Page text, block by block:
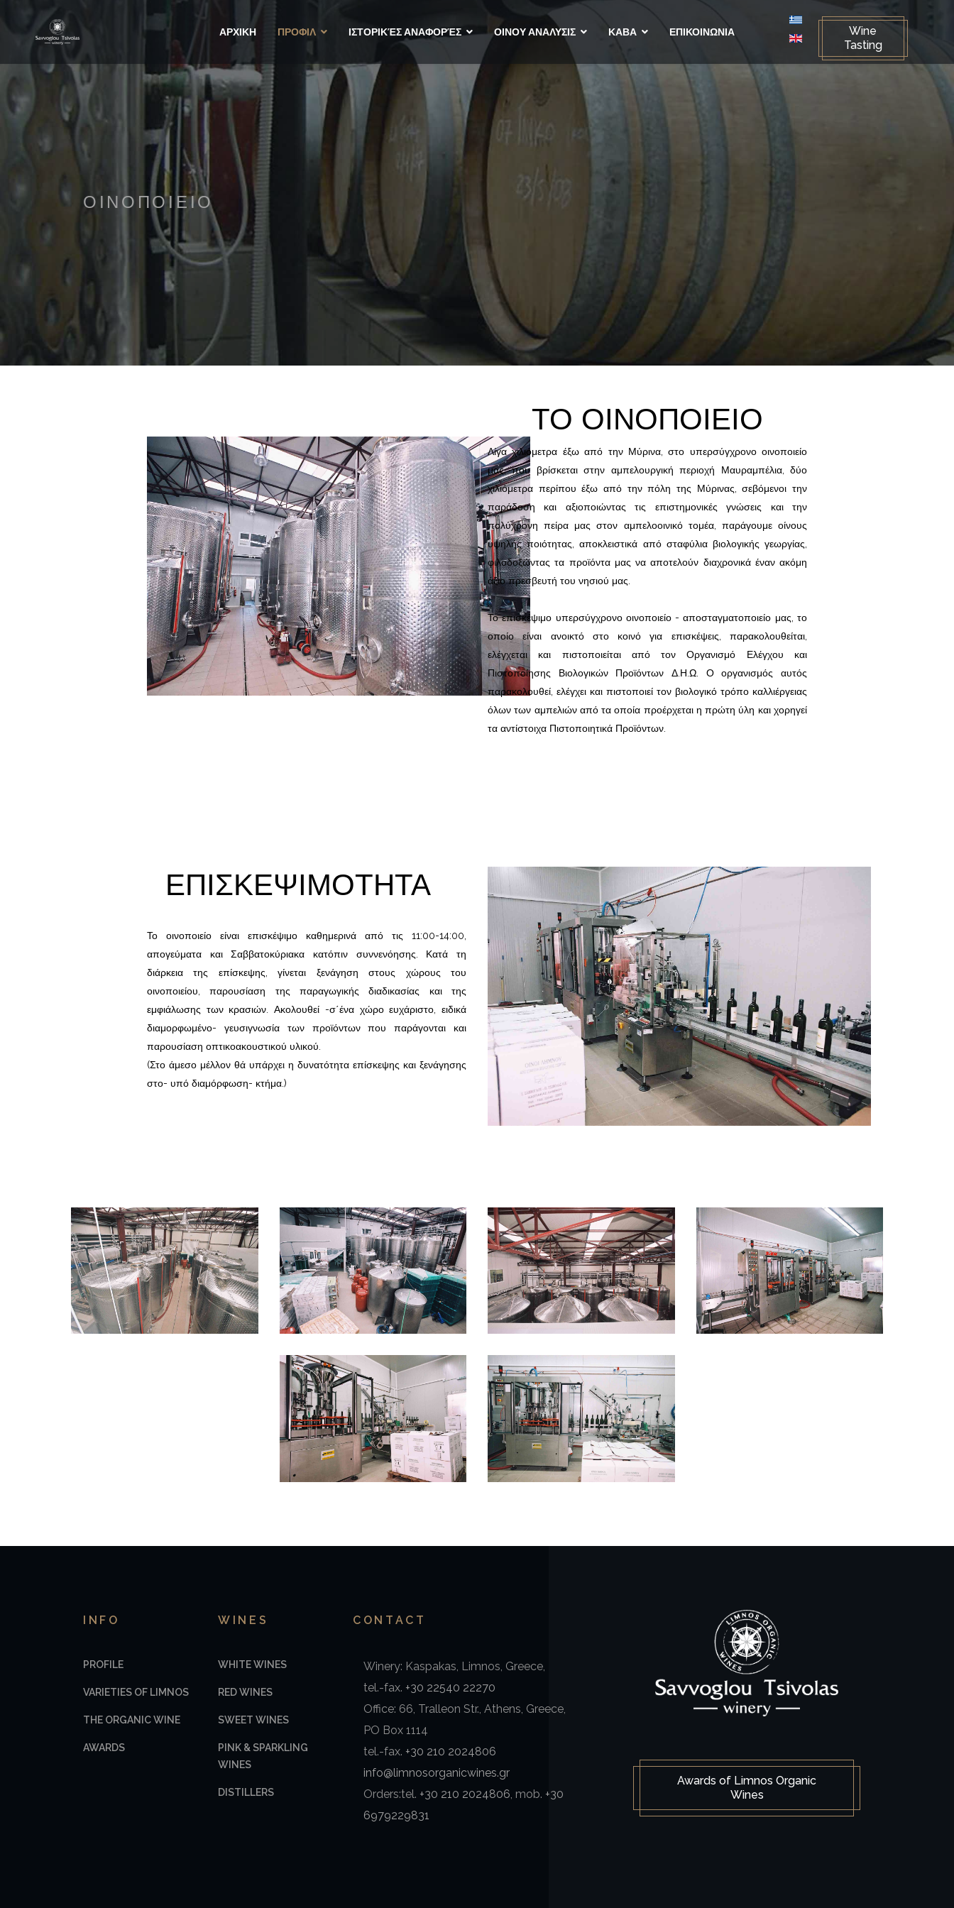
ΑΡΧΙΚΗ ΠΡΟΦΙΛ ΙΣΤΟΡΙΚΈΣ ΑΝΑΦΟΡΈΣ ΟΙΝΟΥ ΑΝΑΛΥΣΙΣ ΚΑΒΑ ΕΠΙΚΟΙΝΩΝΙΑ
Select your language
Wine
Tasting
ΟΙΝΟΠΟΙΕΙΟ
ΤΟ ΟΙΝΟΠΟΙΕΙΟ
Λίγα χιλιόμετρα έξω από την Μύρινα, στο υπερσύγχρονο οινοποιείο
μας, που βρίσκεται στην αμπελουργική περιοχή Μαυραμπέλια, δύο
χιλιόμετρα περίπου έξω από την πόλη της Μύρινας, σεβόμενοι την
παράδοση και αξιοποιώντας τις επιστημονικές γνώσεις και την
πολύχρονη πείρα μας στον αμπελοοινικό τομέα, παράγουμε οίνους
υψηλής ποιότητας, αποκλειστικά από σταφύλια βιολογικής γεωργίας,
φιλοδοξώντας τα προϊόντα μας να αποτελούν διαχρονικά έναν ακόμη
άξιο πρεσβευτή του νησιού μας.
Το επισκέψιμο υπερσύγχρονο οινοποιείο - αποσταγματοποιείο μας, το
οποίο είναι ανοικτό στο κοινό για επισκέψεις, παρακολουθείται,
ελέγχεται και πιστοποιείται από τον Οργανισμό Ελέγχου και
Πιστοποίησης Βιολογικών Προϊόντων Δ.Η.Ω. Ο οργανισμός αυτός
παρακολουθεί, ελέγχει και πιστοποιεί τον βιολογικό τρόπο καλλιέργειας
όλων των αμπελιών από τα οποία προέρχεται η πρώτη ύλη και χορηγεί
τα αντίστοιχα Πιστοποιητικά Προϊόντων.
ΕΠΙΣΚΕΨΙΜΟΤΗΤΑ
Το οινοποιείο είναι επισκέψιμο καθημερινά από τις 11:00-14:00,
απογεύματα και Σαββατοκύριακα κατόπιν συννενόησης. Κατά τη
διάρκεια της επίσκεψης, γίνεται ξενάγηση στους χώρους του
οινοποιείου, παρουσίαση της παραγωγικής διαδικασίας και της
εμφιάλωσης των κρασιών. Ακολουθεί -σ΄ένα χώρο ευχάριστο, ειδικά
διαμορφωμένο- γευσιγνωσία των προϊόντων που παράγονται και
παρουσίαση οπτικοακουστικού υλικού.
(Στο άμεσο μέλλον θά υπάρχει η δυνατότητα επίσκεψης και ξενάγησης
στο- υπό διαμόρφωση- κτήμα.)
INFO
PROFILE
VARIETIES OF LIMNOS
THE ORGANIC WINE
AWARDS
WINES
WHITE WINES
RED WINES
SWEET WINES
PINK & SPARKLING
WINES
DISTILLERS
CONTACT
Winery: Kaspakas, Limnos, Greece,
tel.-fax. +30 22540 22270
Office: 66, Tralleon Str., Athens, Greece,
PO Box 1114
tel.-fax. +30 210 2024806
info@limnosorganicwines.gr
Orders:tel. +30 210 2024806 , mob. +30
6979229831
Awards of Limnos Organic
Wines